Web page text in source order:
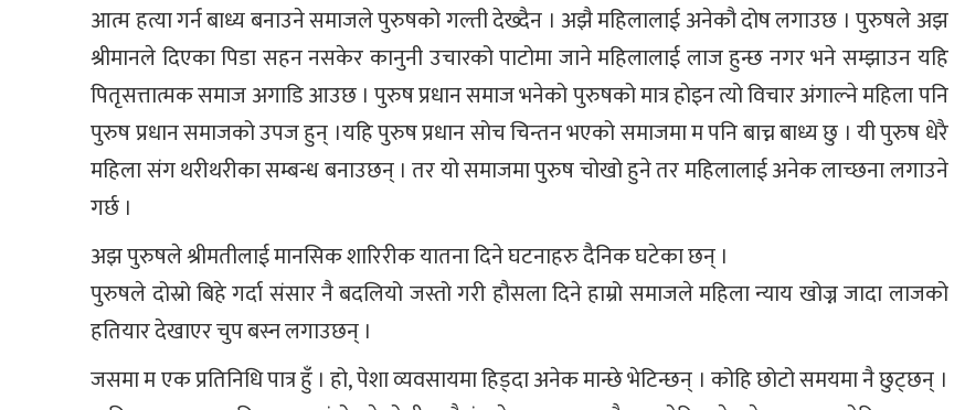
आत्म हत्या गर्न बाध्य बनाउने समाजले पुरुषको गल्ती देख्दैन । अझै महिलालाई अनेकौ दोष लगाउछ । पुरुषले अझ
श्रीमानले दिएका पिडा सहन नसकेर कानुनी उचारको पाटोमा जाने महिलालाई लाज हुन्छ नगर भने सम्झाउन यहि
पितृसत्तात्मक समाज अगाडि आउछ । पुरुष प्रधान समाज भनेको पुरुषको मात्र होइन त्यो विचार अंगाल्ने महिला पनि
पुरुष प्रधान समाजको उपज हुन् ।यहि पुरुष प्रधान सोच चिन्तन भएको समाजमा म पनि बाच्न बाध्य छु । यी पुरुष धेरै
महिला संग थरीथरीका सम्बन्ध बनाउछन् । तर यो समाजमा पुरुष चोखो हुने तर महिलालाई अनेक लाच्छना लगाउने
गर्छ ।
अझ पुरुषले श्रीमतीलाई मानसिक शारिरीक यातना दिने घटनाहरु दैनिक घटेका छन् ।
पुरुषले दोस्रो बिहे गर्दा संसार नै बदलियो जस्तो गरी हौसला दिने हाम्रो समाजले महिला न्याय खोज्न जादा लाजको
हतियार देखाएर चुप बस्न लगाउछन् ।
जसमा म एक प्रतिनिधि पात्र हुँ । हो, पेशा व्यवसायमा हिड्दा अनेक मान्छे भेटिन्छन् । कोहि छोटो समयमा नै छुट्छन् ।